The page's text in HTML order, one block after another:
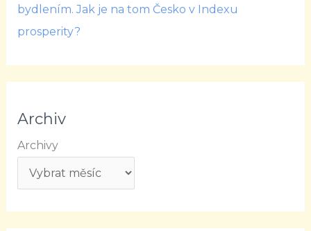
bydlením. Jak je na tom Česko v Indexu
prosperity?
Archiv
Archivy